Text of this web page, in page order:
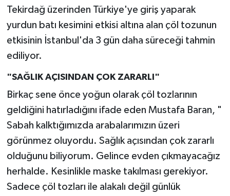
Tekirdağ üzerinden Türkiye'ye giriş yaparak
yurdun batı kesimini etkisi altına alan çöl tozunun
etkisinin İstanbul'da 3 gün daha süreceği tahmin
ediliyor.
"SAĞLIK AÇISINDAN ÇOK ZARARLI"
Birkaç sene önce yoğun olarak çöl tozlarının
geldiğini hatırladığını ifade eden Mustafa Baran, "
Sabah kalktığımızda arabalarımızın üzeri
görünmez oluyordu. Sağlık açısından çok zararlı
olduğunu biliyorum. Gelince evden çıkmayacağız
herhalde. Kesinlikle maske takılması gerekiyor.
Sadece çöl tozları ile alakalı değil günlük